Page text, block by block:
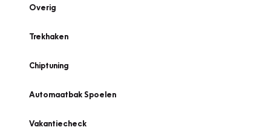
Overig
Trekhaken
Chiptuning
Automaatbak Spoelen
Vakantiecheck